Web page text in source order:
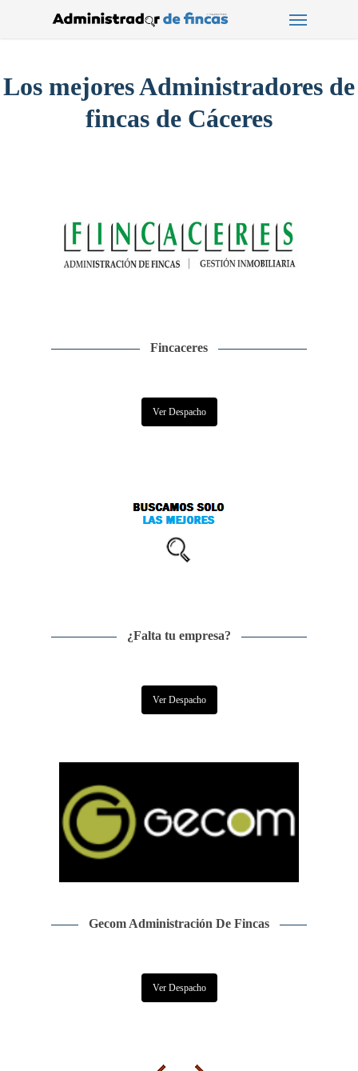
Menu
Los mejores Administradores de
fincas de Cáceres
Fincaceres
Ver Despacho
¿Falta tu empresa?
Ver Despacho
Gecom Administración De Fincas
Ver Despacho